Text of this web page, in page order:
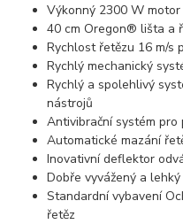
Výkonný 2300 W motor
40 cm Oregon® lišta a
Rychlost řetězu 16 m/s
Rychlý mechanický
Rychlý a spolehlivý
nástrojů
Antivibrační systém
Automatické mazání
Inovativní deflektor
Dobře vyvážený a
Standardní vybavení
řetěz